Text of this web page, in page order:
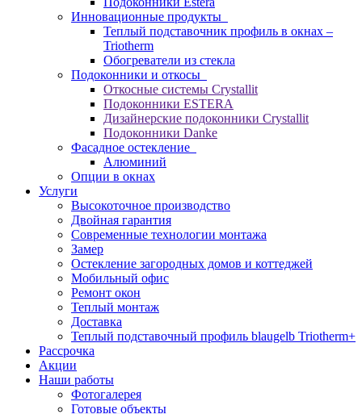
Инновационные продукты
Теплый подставочник профиль в окнах –
Triotherm
Обогреватели из стекла
Подоконники и откосы
Откосные системы Crystallit
Подоконники ESTERA
Дизайнерские подоконники Crystallit
Подоконники Danke
Фасадное остекление
Алюминий
Опции в окнах
Услуги
Высокоточное производство
Двойная гарантия
Современные технологии монтажа
Замер
Остекление загородных домов и коттеджей
Мобильный офис
Ремонт окон
Теплый монтаж
Доставка
Теплый подставочный профиль blaugelb Triotherm+
Рассрочка
Акции
Наши работы
Фотогалерея
Готовые объекты